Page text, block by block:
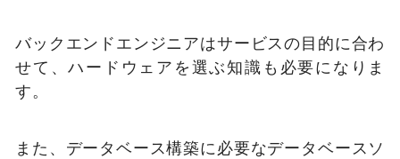
バックエンドエンジニアはサービスの目的に合わ
せて、ハードウェアを選ぶ知識も必要になりま
す。
また、データベース構築に必要なデータベースソ